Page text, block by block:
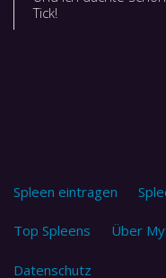
Tick!
Spleen eintragen
Top Spleens Über
Datenschutz